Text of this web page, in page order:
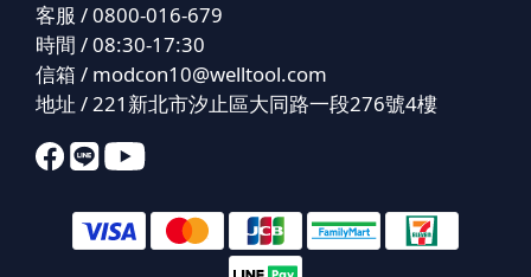
客服 / 0800-016-679
時間 / 08:30-17:30
信箱 / modcon10@welltool.com
地址 / 221新北市汐止區大同路一段276號4樓